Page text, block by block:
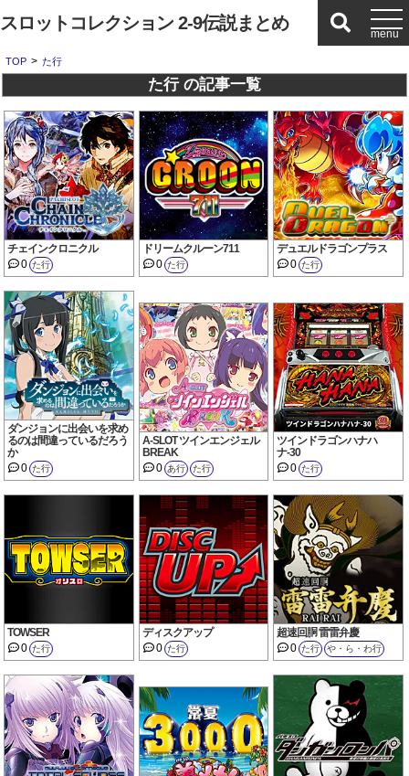
スロットコレクション 2-9伝説まとめ
TOP > た行
た行 の記事一覧
チェインクロニクル
0 た行
ドリームクルーン711
0 た行
デュエルドラゴンプラス
0 た行
ダンジョンに出会いを求め
るのは間違っているだろう
か
0 た行
A-SLOT ツインエンジェル
BREAK
0 あ行 た行
ツインドラゴンハナハ
ナ-30
0 た行
TOWSER
0 た行
ディスクアップ
0 た行
超速回胴 雷雷弁慶
0 た行 や・ら・わ行